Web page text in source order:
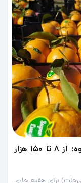
جزئیات قیمت عمده فروشی 62 قلم میوه؛ از 8 تا 150 هزار